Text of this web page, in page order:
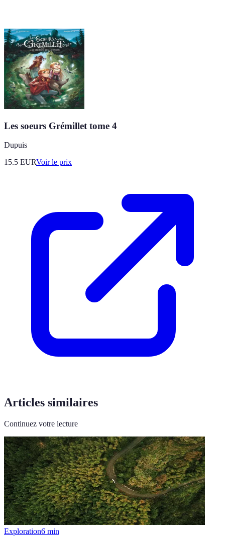
Les soeurs Grémillet tome 4
Dupuis
15.5 EURVoir le prix
Articles similaires
Continuez votre lecture
Exploration6 min